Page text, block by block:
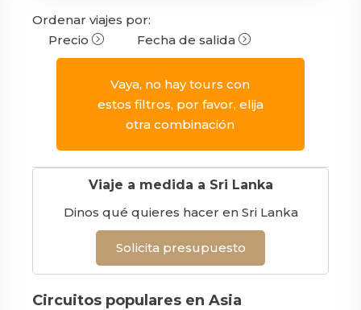
Ordenar viajes por:
Precio
Fecha de salida
Vaya, no hay tours con
estos filtros, por favor, elija
otra combinación
Viaje a medida a Sri Lanka
Dinos qué quieres hacer en Sri Lanka
Solicita presupuesto
Circuitos populares en Asia